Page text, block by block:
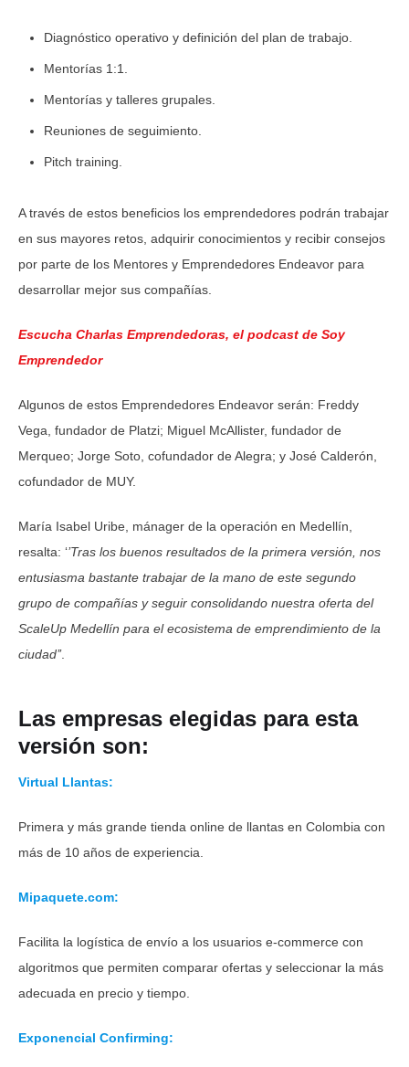
Diagnóstico operativo y definición del plan de trabajo.
Mentorías 1:1.
Mentorías y talleres grupales.
Reuniones de seguimiento.
Pitch training.
A través de estos beneficios los emprendedores podrán trabajar
en sus mayores retos, adquirir conocimientos y recibir consejos
por parte de los Mentores y Emprendedores Endeavor para
desarrollar mejor sus compañías.
Escucha Charlas Emprendedoras, el podcast de Soy
Emprendedor
Algunos de estos Emprendedores Endeavor serán: Freddy
Vega, fundador de Platzi; Miguel McAllister, fundador de
Merqueo; Jorge Soto, cofundador de Alegra; y José Calderón,
cofundador de MUY.
María Isabel Uribe, mánager de la operación en Medellín,
resalta: ‘’Tras los buenos resultados de la primera versión, nos
entusiasma bastante trabajar de la mano de este segundo
grupo de compañías y seguir consolidando nuestra oferta del
ScaleUp Medellín para el ecosistema de emprendimiento de la
ciudad’’.
Las empresas elegidas para esta
versión son:
Virtual Llantas:
Primera y más grande tienda online de llantas en Colombia con
más de 10 años de experiencia.
Mipaquete.com:
Facilita la logística de envío a los usuarios e-commerce con
algoritmos que permiten comparar ofertas y seleccionar la más
adecuada en precio y tiempo.
Exponencial Confirming: